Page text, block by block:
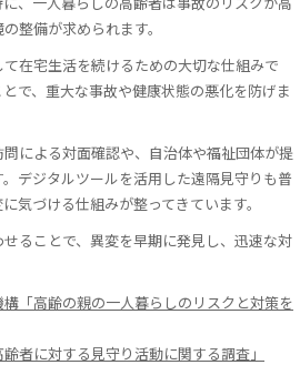
整備が求められます。
在宅生活を続けるための大切な仕組みで
で、重大な事故や健康状態の悪化を防げま
による対面確認や、自治体や福祉団体が提
デジタルツールを活用した遠隔見守りも普
気づける仕組みが整ってきています。
ることで、異変を早期に発見し、迅速な対
「高齢の親の一人暮らしのリスクと対策を
者に対する見守り活動に関する調査」